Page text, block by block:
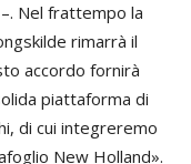
Nel frattempo la
rimarrà il
accordo fornirà
piattaforma di
di cui integreremo
New Holland».